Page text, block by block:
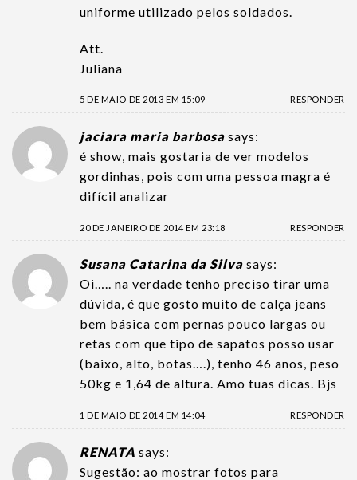
uniforme utilizado pelos soldados.
Att.
Juliana
5 DE MAIO DE 2013 EM 15:09 RESPONDER
jaciara maria barbosa says:
é show, mais gostaria de ver modelos
gordinhas, pois com uma pessoa magra é
difícil analizar
20 DE JANEIRO DE 2014 EM 23:18 RESPONDER
Susana Catarina da Silva says:
Oi….. na verdade tenho preciso tirar uma
dúvida, é que gosto muito de calça jeans
bem básica com pernas pouco largas ou
retas com que tipo de sapatos posso usar
(baixo, alto, botas….), tenho 46 anos, peso
50kg e 1,64 de altura. Amo tuas dicas. Bjs
1 DE MAIO DE 2014 EM 14:04 RESPONDER
RENATA says:
Sugestão: ao mostrar fotos para